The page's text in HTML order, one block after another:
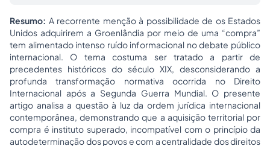
Resumo: A recorrente menção à possibilidade de os Estados
Unidos adquirirem a Groenlândia por meio de uma “compra”
tem alimentado intenso ruído informacional no debate público
internacional. O tema costuma ser tratado a partir de
precedentes históricos do século XIX, desconsiderando a
profunda transformação normativa ocorrida no Direito
Internacional após a Segunda Guerra Mundial. O presente
artigo analisa a questão à luz da ordem jurídica internacional
contemporânea, demonstrando que a aquisição territorial por
compra é instituto superado, incompatível com o princípio da
autodeterminação dos povos e com a centralidade dos direitos